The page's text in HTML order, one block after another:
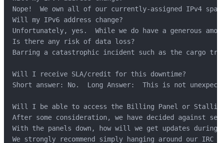
Nope!  We own all of our currently-assigned IPv4
Will my IPv6 address change?
Unfortunately, yes.  While we do have a generous
Is there any risk of data loss?
Barring a catastrophic incident such as the cargo
Will I receive SLA/credit for this downtime?
Short answer: No.  Long Answer:  This is not
Will I be able to access the Billing Panel or
After some consideration, we have decided against
With the panels down, how will we get updates during
We strongly recommend simply hanging around our